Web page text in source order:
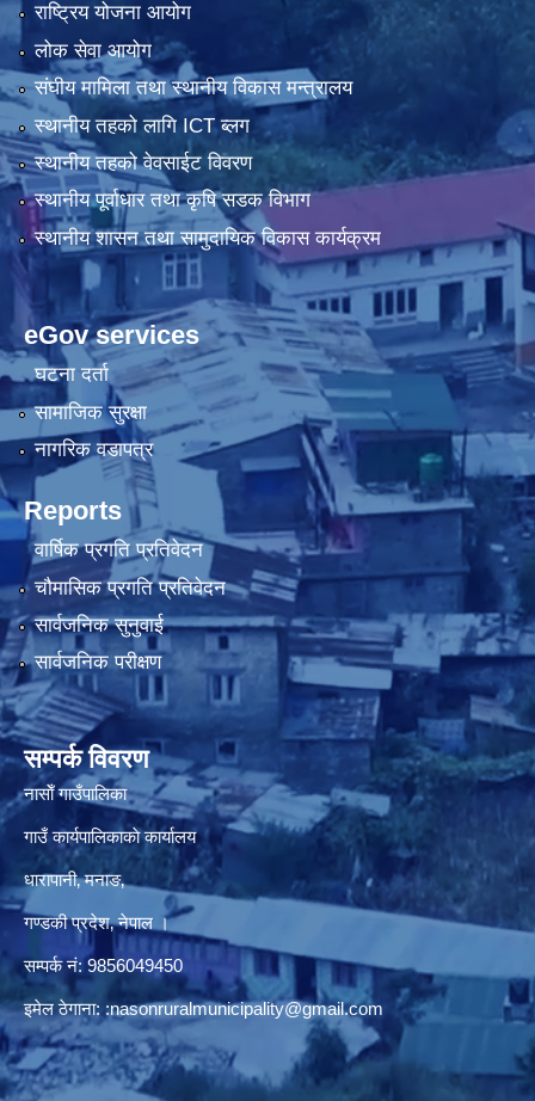
राष्ट्रिय योजना आयोग
लोक सेवा आयोग
संघीय मामिला तथा स्थानीय विकास मन्त्रालय
स्थानीय तहको लागि ICT ब्लग
स्थानीय तहको वेवसाईट विवरण
स्थानीय पूर्वाधार तथा कृषि सडक विभाग
स्थानीय शासन तथा सामुदायिक विकास कार्यक्रम
eGov services
घटना दर्ता
सामाजिक सुरक्षा
नागरिक वडापत्र
Reports
वार्षिक प्रगति प्रतिवेदन
चौमासिक प्रगति प्रतिवेदन
सार्वजनिक सुनुवाई
सार्वजनिक परीक्षण
सम्पर्क विवरण
नासाेँ गाउँपालिका
गाउँ कार्यपालिकाकाे कार्यालय
धारापानी‚ मनाङ‚
गण्डकी प्रदेश‚ नेपाल ।
सम्पर्क न‌ं‍: 9856049450
इमेल ठेगाना: :nasonruralmunicipality@gmail.com